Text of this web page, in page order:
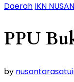
Daerah IKN
PPU
by